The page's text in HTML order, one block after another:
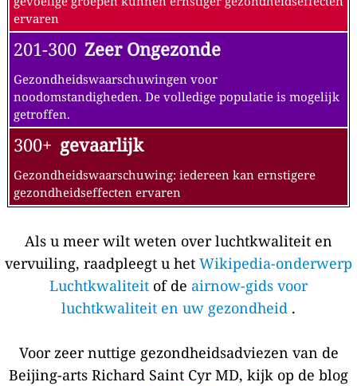
ervaren
201-300 Zeer Ongezonde
Gezondheidswaarschuwingen voor
noodomstandigheden. De volledige populatie is mogelijk
getroffen.
300+ gevaarlijk
Gezondheidswaarschuwing: iedereen kan ernstigere
gezondheidseffecten ervaren
Als u meer wilt weten over luchtkwaliteit en
vervuiling, raadpleegt u het Wikipedia-onderwerp
Luchtkwaliteit of de airnow-gids voor
luchtkwaliteit en uw gezondheid .
Voor zeer nuttige gezondheidsadviezen van de
Beijing-arts Richard Saint Cyr MD, kijk op de blog